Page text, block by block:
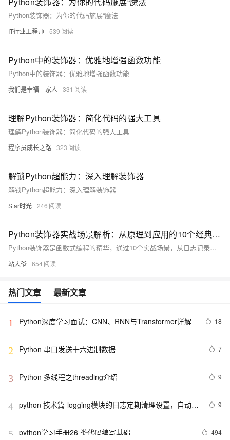
Python装饰器：为你的代码施展“魔法
IT行业工程师 539
Python中的装饰器：优雅地增强函数功能
Python中的装饰器：优雅地增强函数功能
我们是幸福一家人 331
理解Python装饰器：简化代码的强大工具
理解Python装饰器：简化代码的强大工具
程序员成长之路 323
解锁Python超能力：深入理解装饰器
解锁Python超能力：深入理解装饰器
Star时光 246
Python装饰器实战场景解析：从原理到应用的10个经典案例
Python装饰器是函数式编程的精华，通过10个实战场景，从日志记录、权限验证到插件系统，全面解析其应用。掌握装饰器，让代码更优雅、灵活，提升开发效率。
站大爷 654
热门文章 最新文章
1 Python深度学习面试：CNN、RNN与Transformer详解 18
2 Python 串口发送十六进制数据 7
3 Python 多线程之threading介绍 9
4 python 技术篇-logging模块的日志定期清理设置，自动清
9
5 python学习手册26 类代码编写基础 494